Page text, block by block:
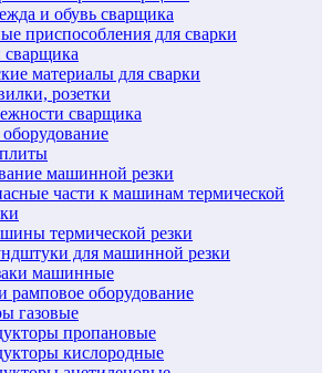
и обувь сварщика
приспособления для сварки
материалы для сварки
розетки
сварщика
машинной резки
части к машинам термической
термической резки
для машинной резки
машинные
рамповое оборудование
газовые
пропановые
кислородные